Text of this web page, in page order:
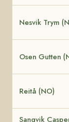
Nesvik Trym
Osen Gutten
Reitå (NO)
Sangvik